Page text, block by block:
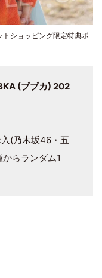
ショッピング限定特典ポ
(ブブカ) 202
(乃木坂46・五
らランダム1